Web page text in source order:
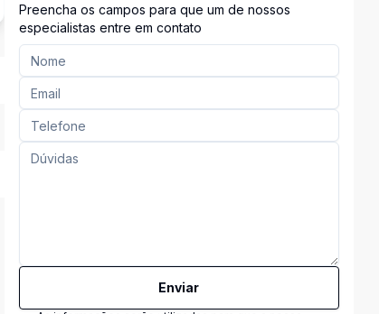
Preencha os campos para que um de nossos
especialistas entre em contato
Enviar